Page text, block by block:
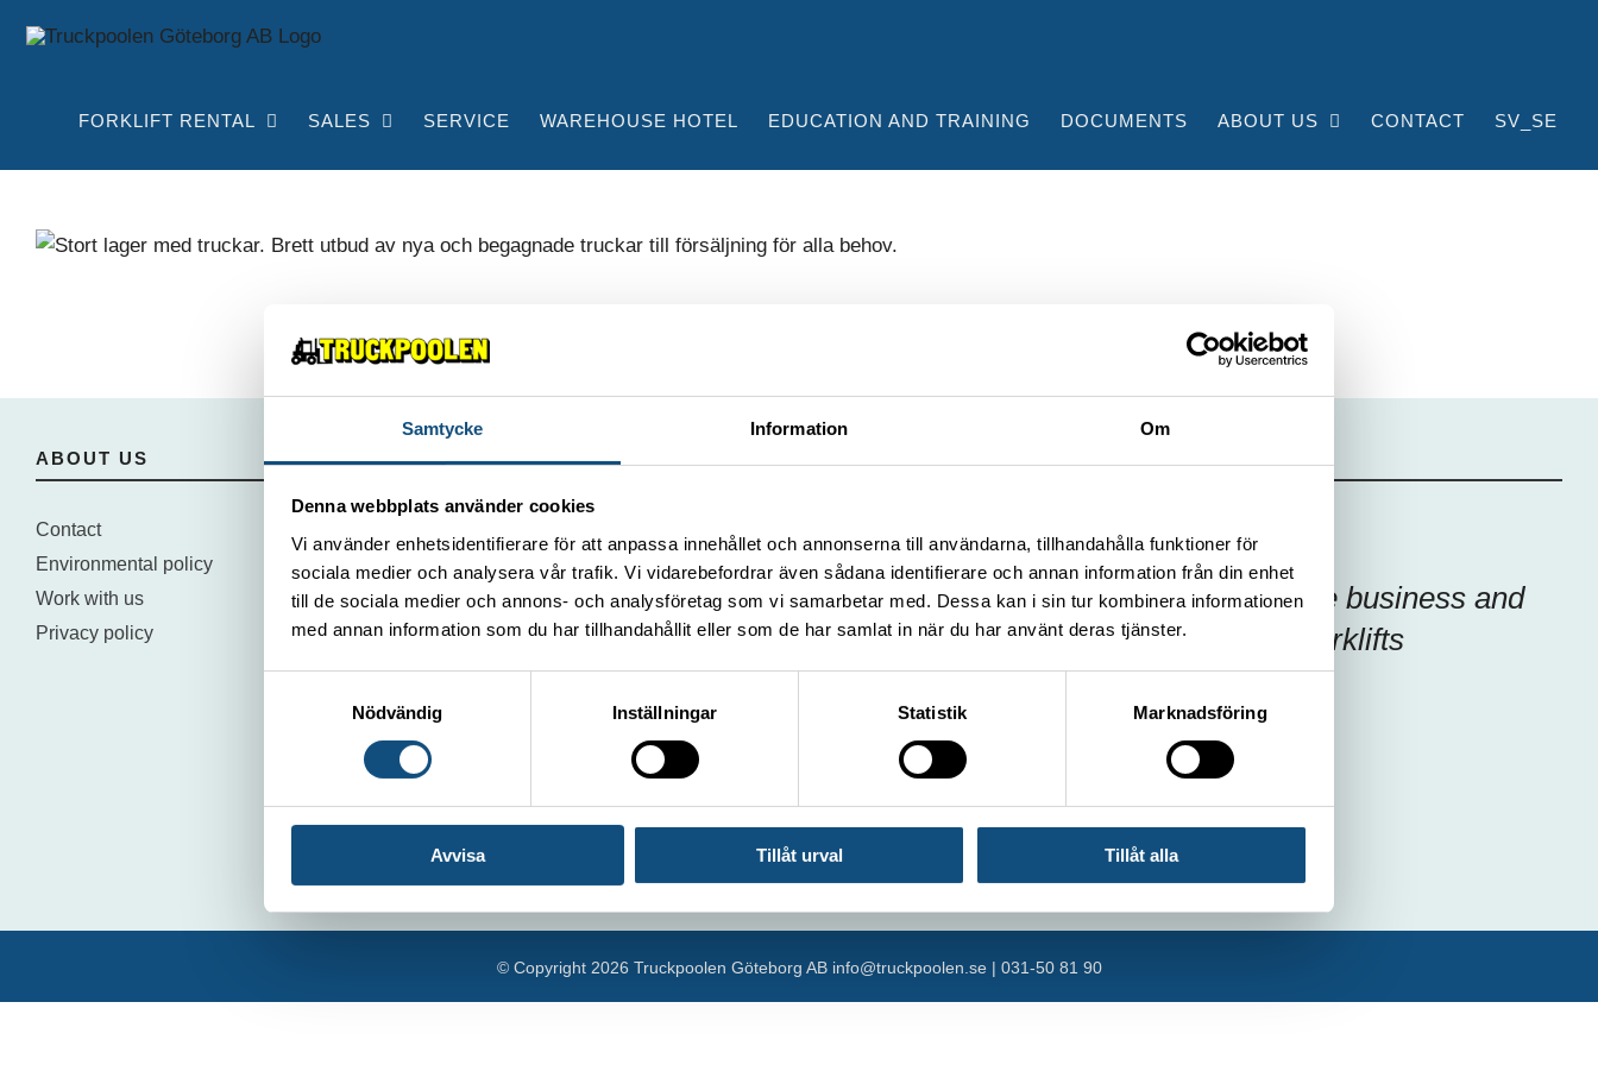
Samtycke Information Om
Denna webbplats använder cookies
Vi använder enhetsidentifierare för att anpassa innehållet och annonserna till användarna, tillhandahålla funktioner för
sociala medier och analysera vår trafik. Vi vidarebefordrar även sådana identifierare och annan information från din enhet
till de sociala medier och annons- och analysföretag som vi samarbetar med. Dessa kan i sin tur kombinera informationen
med annan information som du har tillhandahållit eller som de har samlat in när du har använt deras tjänster.
Nödvändig
Inställningar Statistik Marknadsföring
Avvisa Tillåt urval Tillåt alla
FORKLIFT RENTAL SALES SERVICE WAREHOUSE HOTEL EDUCATION AND TRAINING DOCUMENTS ABOUT US CONTACT SV_SE
ABOUT US
Contact
Environmental policy
Work with us
Privacy policy
OUR MOST POPULAR FORKLIFTS
Container handling truck 5 tons (Electric)
Container handling truck 8 tons
Forklift 15 -16 tons
Focus on your core business and
let us handle the forklifts
© Copyright 2026 Truckpoolen Göteborg AB info@truckpoolen.se| 031-50 81 90